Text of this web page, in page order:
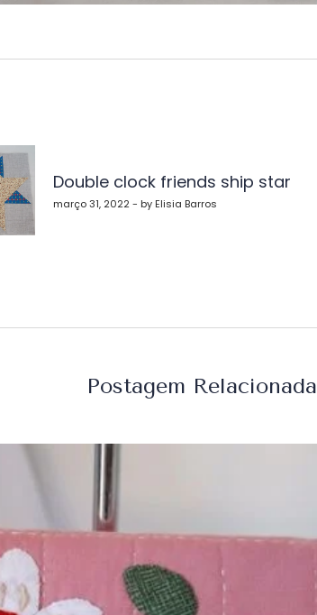
Double clock friends ship star
março 31, 2022 - by Elisia Barros
Postagem Relacionada